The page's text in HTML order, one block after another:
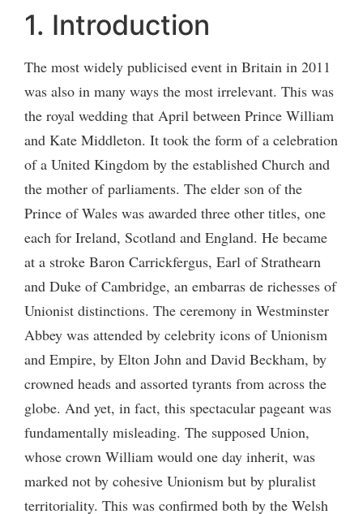
1. Introduction
The most widely publicised event in Britain in 2011
was also in many ways the most irrelevant. This was
the royal wedding that April between Prince William
and Kate Middleton. It took the form of a celebration
of a United Kingdom by the established Church and
the mother of parliaments. The elder son of the
Prince of Wales was awarded three other titles, one
each for Ireland, Scotland and England. He became
at a stroke Baron Carrickfergus, Earl of Strathearn
and Duke of Cambridge, an embarras de richesses of
Unionist distinctions. The ceremony in Westminster
Abbey was attended by celebrity icons of Unionism
and Empire, by Elton John and David Beckham, by
crowned heads and assorted tyrants from across the
globe. And yet, in fact, this spectacular pageant was
fundamentally misleading. The supposed Union,
whose crown William would one day inherit, was
marked not by cohesive Unionism but by pluralist
territoriality. This was confirmed both by the Welsh